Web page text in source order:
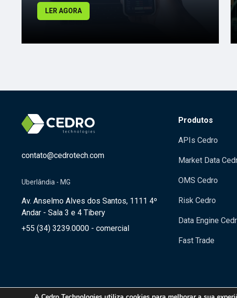
LER AGORA
contato@cedrotech.com
Uberlândia - MG
Av. Anselmo Alves dos Santos, 1111 4º
Andar - Sala 3 e 4 Tibery
+55 (34) 3239.0000 - comercial
Produtos
APIs Cedro
Market Data
OMS Cedro
Risk Cedro
Data Engine
Fast Trade